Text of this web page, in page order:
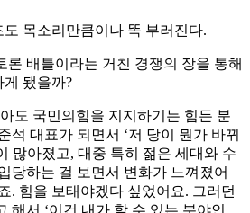
목소리만큼이나 똑 부러진다.
론 배틀이라는 거친 경쟁의 장을 통해
됐을까?
도 국민의힘을 지지하기는 힘든 분
석 대표가 되면서 ‘저 당이 뭔가 바뀌
많아졌고, 대중 특히 젊은 세대와 수
당하는 걸 보면서 변화가 느껴졌어
. 힘을 보태야겠다 싶었어요. 그러던